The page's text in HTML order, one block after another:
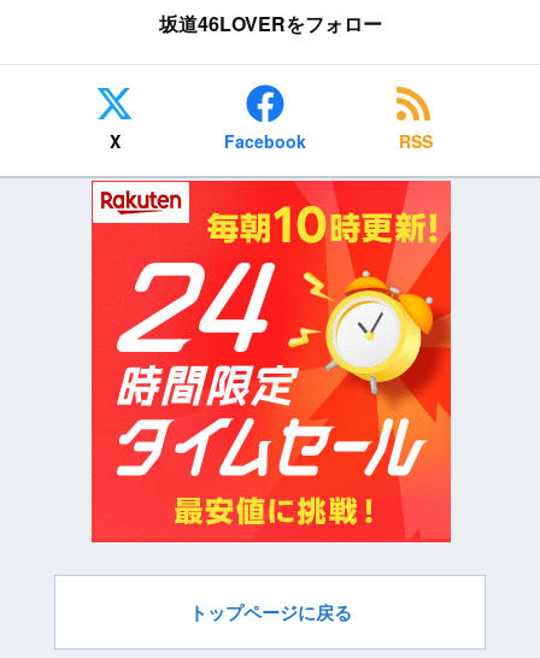
坂道46LOVERをフォロー
X Facebook RSS
トップページに戻る